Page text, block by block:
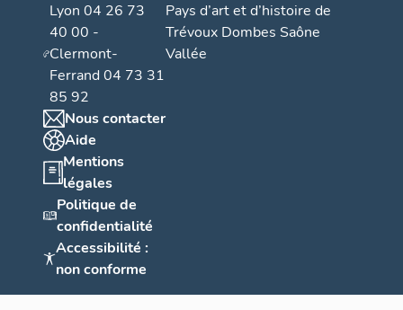
Lyon 04 26 73
40 00 -
Clermont-
Ferrand 04 73 31
85 92
Nous contacter
Aide
Mentions
légales
Politique de
confidentialité
Accessibilité :
non conforme
Pays d’art et d’histoire de
Trévoux Dombes Saône
Vallée